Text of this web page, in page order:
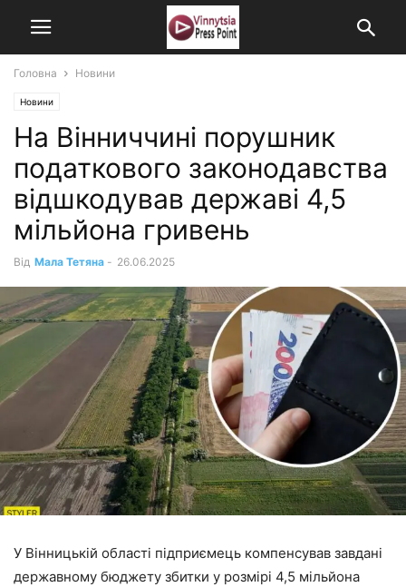
Головна Новини
Новини
На Вінниччині порушник
податкового законодавства
відшкодував державі 4,5
мільйона гривень
Від Мала Тетяна - 26.06.2025
У Вінницькій області підприємець компенсував завдані
державному бюджету збитки у розмірі 4,5 мільйона